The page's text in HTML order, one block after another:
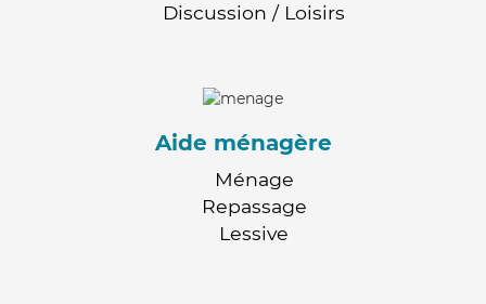
Discussion / Loisirs
Aide ménagère
Ménage
Repassage
Lessive